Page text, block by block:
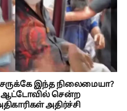
இந்த நிலைமையா?
ஆட்டோவில் சென்ற
அதிர்ச்சி